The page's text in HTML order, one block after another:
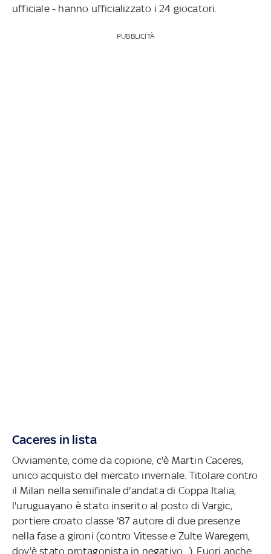
ufficiale - hanno ufficializzato i 24 giocatori.
PUBBLICITÀ
Caceres in lista
Ovviamente, come da copione, c'è Martin Caceres,
unico acquisto del mercato invernale. Titolare contro
il Milan nella semifinale d'andata di Coppa Italia,
l'uruguayano è stato inserito al posto di Vargic,
portiere croato classe '87 autore di due presenze
nella fase a gironi (contro Vitesse e Zulte Waregem,
dov'è stato protagonista in negativo...). Fuori anche